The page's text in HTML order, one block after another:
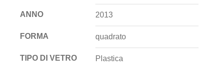
ANNO 2013
FORMA quadrato
TIPO DI VETRO Plastica